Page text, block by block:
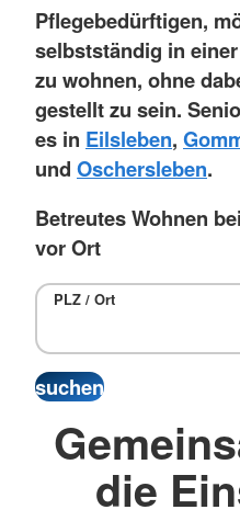
Pflegebedürftigen,
selbstständig in
zu wohnen, ohne
gestellt zu sein.
es in Eilsleben,
und Oschersleben.
Betreutes Wohnen
vor Ort
PLZ / Ort
die